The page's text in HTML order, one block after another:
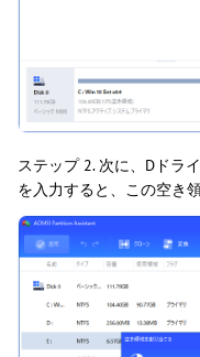
ステップ 2. 次に、Dドラ
を入力すると、この空き